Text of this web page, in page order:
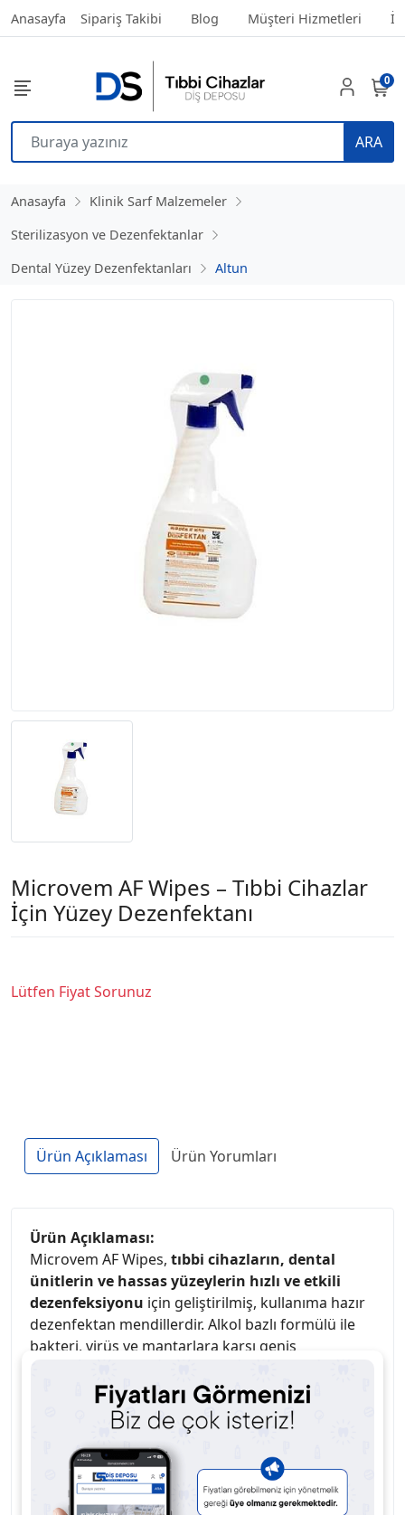
Anasayfa Sipariş Takibi Blog Müşteri Hizmetleri
ARA
0
Anasayfa
Klinik Sarf Malzemeler
Sterilizasyon ve Dezenfektanlar
Dental Yüzey Dezenfektanları
Altun
Microvem AF Wipes – Tıbbi Cihazlar
İçin Yüzey Dezenfektanı
Lütfen Fiyat Sorunuz
Ürün Açıklaması Ürün Yorumları
Ürün Açıklaması:
Microvem AF Wipes, tıbbi cihazların, dental
ünitlerin ve hassas yüzeylerin hızlı ve etkili
dezenfeksiyonu için geliştirilmiş, kullanıma hazır
dezenfektan mendillerdir. Alkol bazlı formülü ile
bakteri, virüs ve mantarlara karşı geniş
spektrumlu koruma sağlar.
Sprey başlığı sayesinde kolay ve pratik uygulama
imkânı sunar, yüzeyleri kısa sürede kurutarak
cihazların tekrar kullanımına olanak tanır. Cihaz
yüzeylerinde leke ve kalıntı bırakmaz, korozyona
karşı güvenlidir.